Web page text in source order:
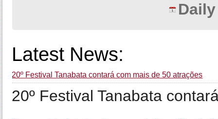
Latest News:
20º Festival Tanabata contará com mais de 50 atrações
20º Festival Tanabata